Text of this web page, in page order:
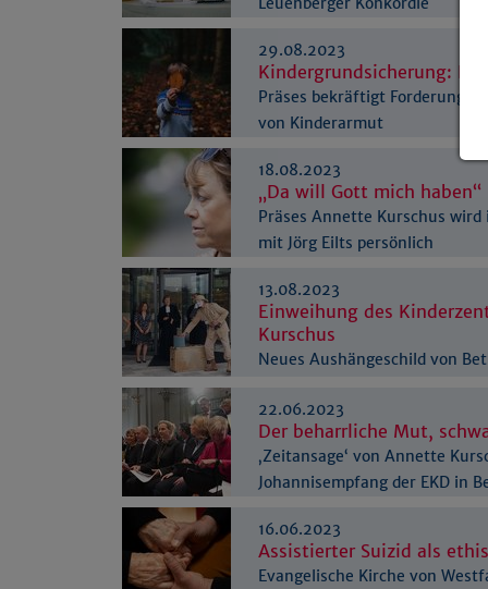
29.08.2023
Kindergrundsicherung:
Präses bekräftigt Forderung
von Kinderarmut
18.08.2023
„Da will Gott mich haben“
Präses Annette Kurschus
mit Jörg Eilts persönlich
13.08.2023
Einweihung des
Kurschus
Neues Aushängeschild von
22.06.2023
Der beharrliche Mut,
‚Zeitansage‘ von Annette
Johannisempfang der EKD in
16.06.2023
Assistierter Suizid als
Evangelische Kirche von